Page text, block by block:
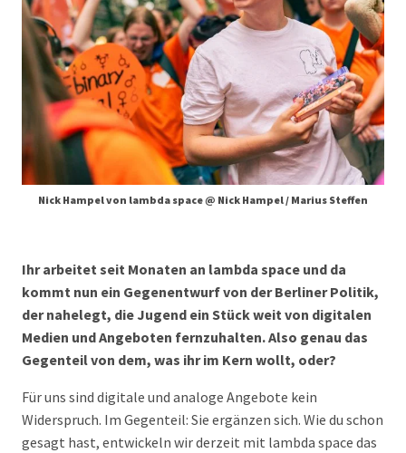
Nick Hampel von lambda space @ Nick Hampel / Marius Steffen
Ihr arbeitet seit Monaten an lambda space und da
kommt nun ein Gegenentwurf von der Berliner Politik,
der nahelegt, die Jugend ein Stück weit von digitalen
Medien und Angeboten fernzuhalten. Also genau das
Gegenteil von dem, was ihr im Kern wollt, oder?
Für uns sind digitale und analoge Angebote kein
Widerspruch. Im Gegenteil: Sie ergänzen sich. Wie du schon
gesagt hast, entwickeln wir derzeit mit lambda space das